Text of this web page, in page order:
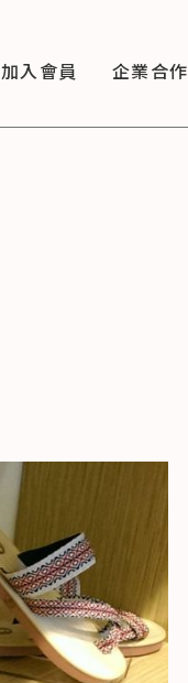
加入會員 企業合作